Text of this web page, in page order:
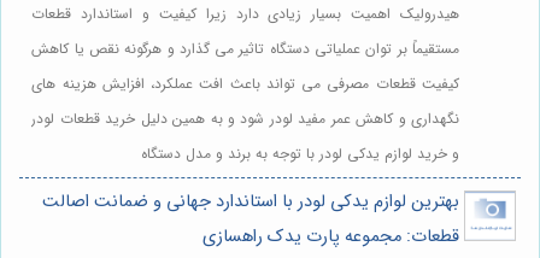
هیدرولیک اهمیت بسیار زیادی دارد زیرا کیفیت و استاندارد قطعات
مستقیماً بر توان عملیاتی دستگاه تاثیر می گذارد و هرگونه نقص یا کاهش
کیفیت قطعات مصرفی می تواند باعث افت عملکرد، افزایش هزینه های
نگهداری و کاهش عمر مفید لودر شود و به همین دلیل خرید قطعات لودر
و خرید لوازم یدکی لودر با توجه به برند و مدل دستگاه
بهترین لوازم یدکی لودر با استاندارد جهانی و ضمانت اصالت
قطعات: مجموعه پارت یدک راهسازی